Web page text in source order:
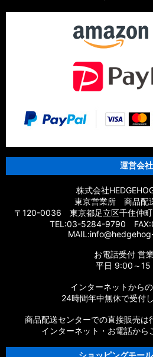
運営会社
株式会社
東京営業所 商品配
〒120-0036 東京都足立区千住仲
TEL:03-5284-9790
お電話受付 営
平日 9:00～15
インターネットからの
24時間年中無休で受付
商品配送センターでの直接販売は
インターネット・お電話から
ショッピングモール